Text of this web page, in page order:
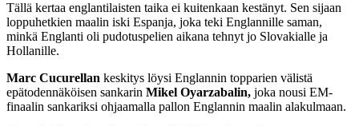
Tällä kertaa englantilaisten taika ei kuitenkaan kestänyt. Sen sijaan
loppuhetkien maalin iski Espanja, joka teki Englannille saman,
minkä Englanti oli pudotuspelien aikana tehnyt jo Slovakialle ja
Hollanille.
Marc Cucurellan keskitys löysi Englannin topparien välistä
epätodennäköisen sankarin Mikel Oyarzabalin, joka nousi EM-
finaalin sankariksi ohjaamalla pallon Englannin maalin alakulmaan.